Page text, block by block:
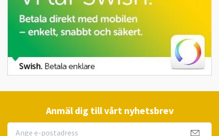
Anmäl dig till vårt nyhetsbrev